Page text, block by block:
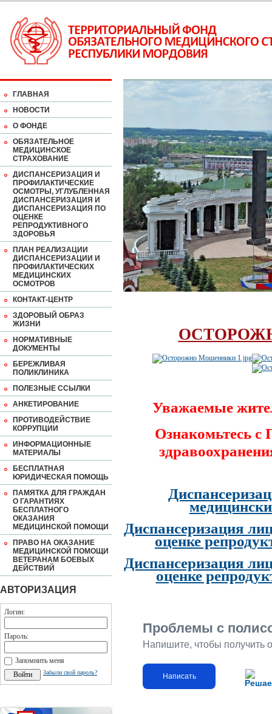
ГЛАВНАЯ
НОВОСТИ
О ФОНДЕ
ОБЯЗАТЕЛЬНОЕ
МЕДИЦИНСКОЕ
СТРАХОВАНИЕ
ДИСПАНСЕРИЗАЦИЯ И
ПРОФИЛАКТИЧЕСКИЕ
ОСМОТРЫ, УГЛУБЛЕННАЯ
ДИСПАНСЕРИЗАЦИЯ И
ДИСПАНСЕРИЗАЦИЯ ПО
ОЦЕНКЕ
РЕПРОДУКТИВНОГО
ЗДОРОВЬЯ
ПЛАН РЕАЛИЗАЦИИ
ДИСПАНСЕРИЗАЦИИ И
ПРОФИЛАКТИЧЕСКИХ
МЕДИЦИНСКИХ
ОСМОТРОВ
КОНТАКТ-ЦЕНТР
ЗДОРОВЫЙ ОБРАЗ
ЖИЗНИ
НОРМАТИВНЫЕ
ДОКУМЕНТЫ
БЕРЕЖЛИВАЯ
ПОЛИКЛИНИКА
ПОЛЕЗНЫЕ ССЫЛКИ
АНКЕТИРОВАНИЕ
ПРОТИВОДЕЙСТВИЕ
КОРРУПЦИИ
ИНФОРМАЦИОННЫЕ
МАТЕРИАЛЫ
БЕСПЛАТНАЯ
ЮРИДИЧЕСКАЯ ПОМОЩЬ
ПАМЯТКА ДЛЯ ГРАЖДАН
О ГАРАНТИЯХ
БЕСПЛАТНОГО
ОКАЗАНИЯ
МЕДИЦИНСКОЙ ПОМОЩИ
ПРАВО НА ОКАЗАНИЕ
МЕДИЦИНСКОЙ ПОМОЩИ
ВЕТЕРАНАМ БОЕВЫХ
ДЕЙСТВИЙ
АВТОРИЗАЦИЯ
Логин:
Пароль:
Запомнить меня
Забыли свой пароль?
Уважаемые
Ознакомьтесь
Диспансеризация
оценке
Диспансеризация
оценке
Проблемы с
Напишите, чтобы получить
Написать